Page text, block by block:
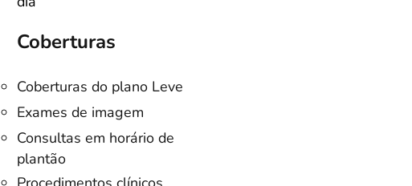
Coberturas
Coberturas do plano Leve
Exames de imagem
Consultas em horário de
plantão